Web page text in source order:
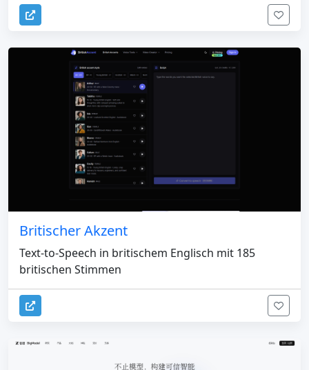
Britischer Akzent
Text-to-Speech in britischem Englisch mit 185
britischen Stimmen